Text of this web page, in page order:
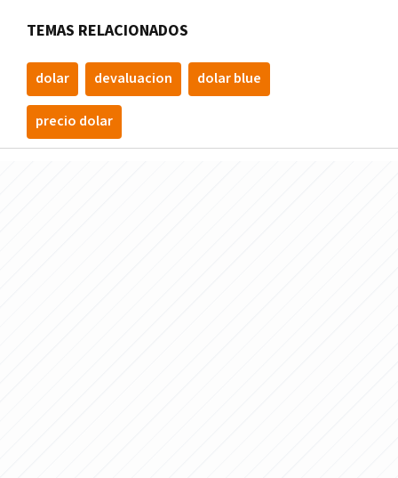
TEMAS RELACIONADOS
dolar devaluacion dolar blue
precio dolar